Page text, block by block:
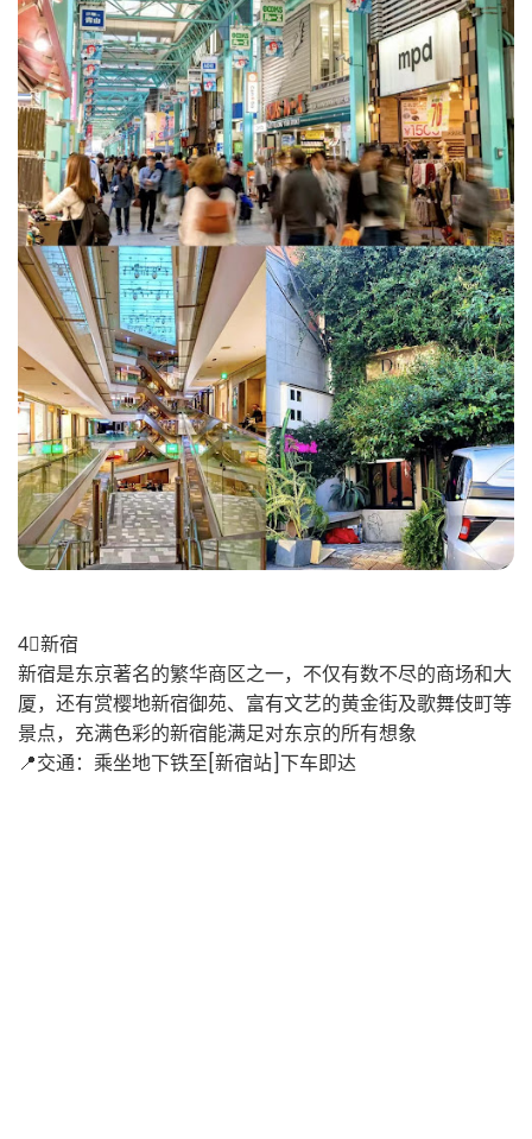
4⃣️新宿
新宿是东京著名的繁华商区之一，不仅有数不尽的商场和大
厦，还有赏樱地新宿御苑、富有文艺的黄金街及歌舞伎町等
景点，充满色彩的新宿能满足对东京的所有想象
📍交通：乘坐地下铁至[新宿站]下车即达